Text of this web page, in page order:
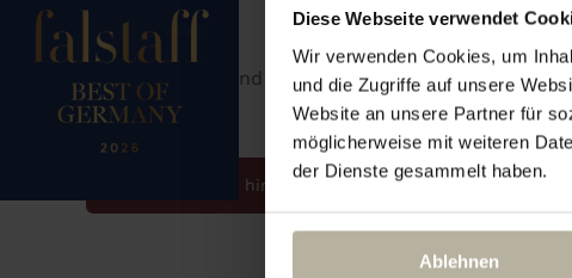
Diese Webseite verwendet
Wir verwenden Cookies, um
und die Zugriffe auf unsere
Website an unsere Partner für
möglicherweise mit weiteren
der Dienste gesammelt haben.
Ablehnen
erforderlich.
Viel Vergnügen und viel Glück!
Zum Kalender hinzufügen